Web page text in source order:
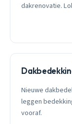
dakrenovatie.
Nieuwe
leggen
vooraf.